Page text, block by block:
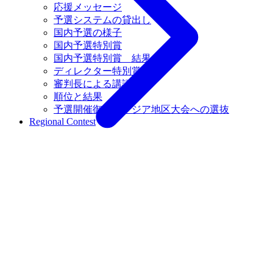
応援メッセージ
予選システムの貸出し
国内予選の様子
国内予選特別賞
国内予選特別賞 結果
ディレクター特別賞
審判長による講評
順位と結果
予選開催御礼とアジア地区大会への選抜
Regional Contest